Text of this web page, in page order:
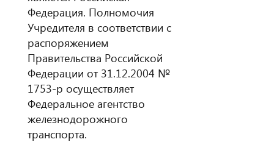
Федерация. Полномочия
Учредителя в соответствии с
распоряжением
Правительства Российской
Федерации от 31.12.2004 №
1753-р осуществляет
Федеральное агентство
железнодорожного
транспорта.